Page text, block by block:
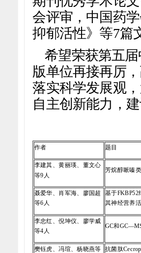
会评审，中国药
抑郁活性》等7篇
希望荣获第五
版单位再接再厉
落实科学发展观
自主创新能力，
作者 题目
李建其、黄丽瑛、董文心
等9人
芳烷醇哌嗪
聂爱华、肖军海、廖国超
等6人
基于
其神经营养
李忠红、倪坤仪、廖学威
等4人
GC和
樊钰虎、冯瑄、杨晓燕等
抗菌肽